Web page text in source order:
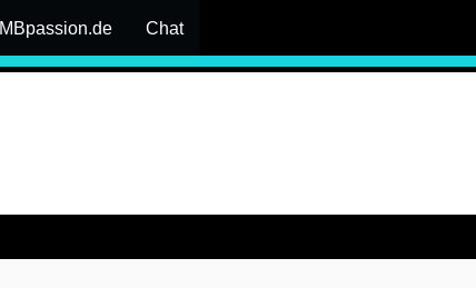
MBpassion.de Chat